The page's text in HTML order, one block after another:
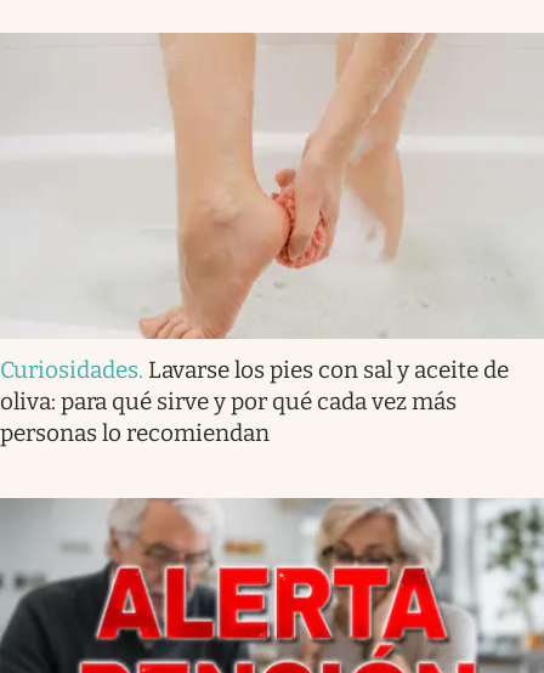
Curiosidades. Lavarse los pies con sal y aceite de
oliva: para qué sirve y por qué cada vez más
personas lo recomiendan